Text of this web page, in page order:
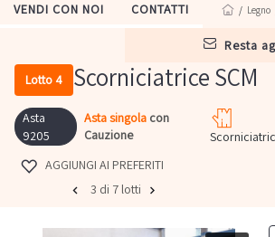
VENDI CON NOI CONTATTI
resta
/ Legno
Lotto 4 Scorniciatrice SCM
Asta
9205
Asta singola con
Cauzione
AGGIUNGI AI PREFERITI
3 di 7 lotti